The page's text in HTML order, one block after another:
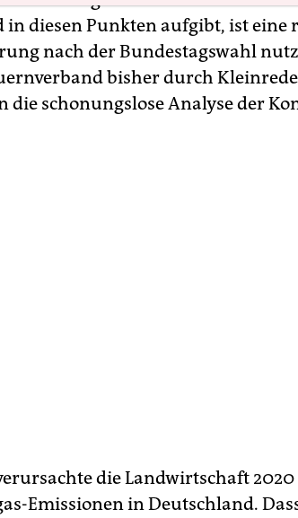
in diesen Punkten aufgibt, ist eine
nach der Bundestagswahl
bisher durch
die schonungslose Analyse der
die Landwirtschaft
Emissionen in Deutschland.